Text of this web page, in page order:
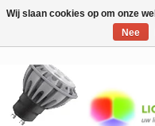
Toggle
Wij slaan cookies op om onze
Nee